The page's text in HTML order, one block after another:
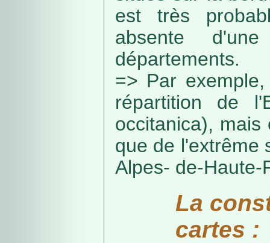
est très
absente
départements.
=> Par
répartition de
occitanica),
que de l'extrême
Alpes- de-Haute-
La
cartes :